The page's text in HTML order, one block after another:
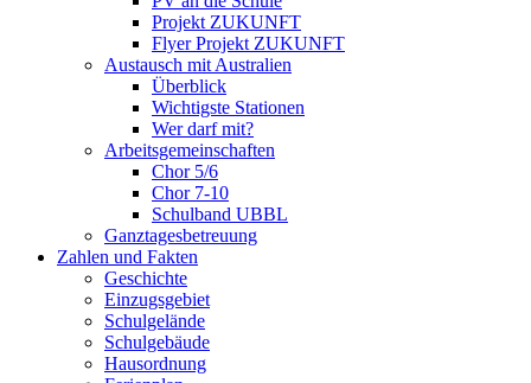
Projekt ZUKUNFT
Flyer Projekt ZUKUNFT
Austausch mit Australien
Überblick
Wichtigste Stationen
Wer darf mit?
Arbeitsgemeinschaften
Chor 5/6
Chor 7-10
Schulband UBBL
Ganztagesbetreuung
Zahlen und Fakten
Geschichte
Einzugsgebiet
Schulgelände
Schulgebäude
Hausordnung